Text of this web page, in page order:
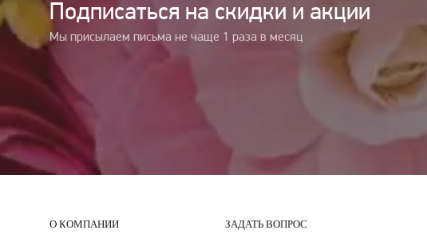
Подписаться на cкидки и акции
Мы присылаем письма не чаще 1 раза в месяц
О КОМПАНИИ ЗАДАТЬ ВОПРОС